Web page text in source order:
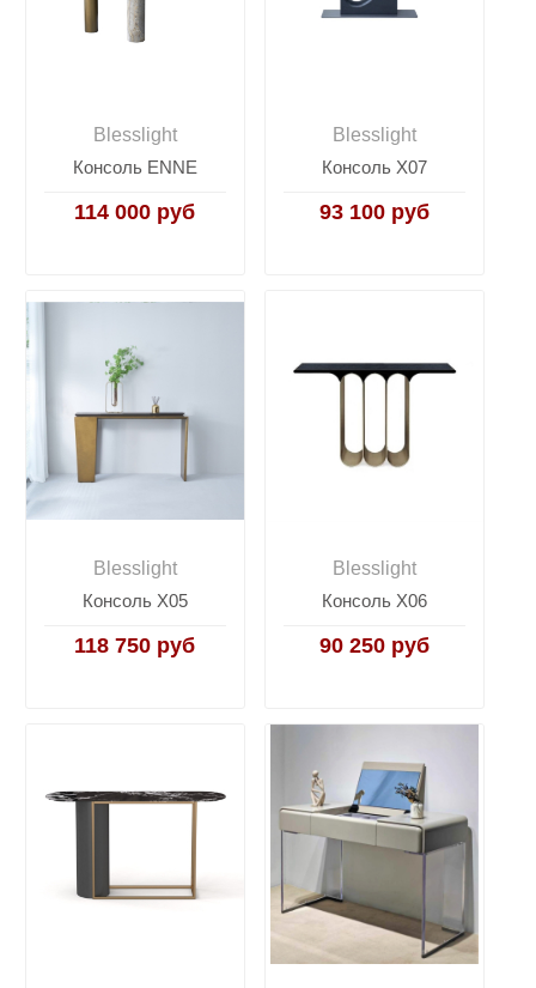
Blesslight
Консоль ENNE
114 000 руб
Blesslight
Консоль X07
93 100 руб
Blesslight
Консоль X05
118 750 руб
Blesslight
Консоль X06
90 250 руб